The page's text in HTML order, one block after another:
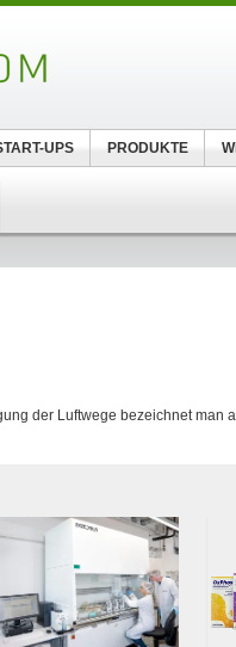
der Luftwege bezeichnet man
UPS PRODUKTE